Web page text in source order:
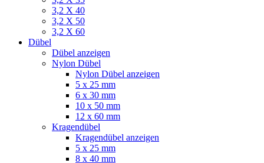
3,2 X 40
3,2 X 50
3,2 X 60
Dübel
Dübel anzeigen
Nylon Dübel
Nylon Dübel anzeigen
5 x 25 mm
6 x 30 mm
10 x 50 mm
12 x 60 mm
Kragendübel
Kragendübel anzeigen
5 x 25 mm
8 x 40 mm